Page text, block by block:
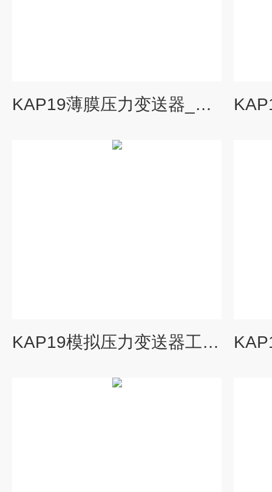
KAP19薄膜压力变送器_科威勒
KAP19模拟压力变送器工业行业用压力传感器公司